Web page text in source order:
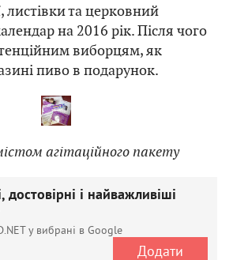
листівки та церковний
на 2016 рік. Після чого
виборцям, як
пиво в подарунок.
агітаційного пакету
достовірні і найважливіші
у вибрані в Google
Додати